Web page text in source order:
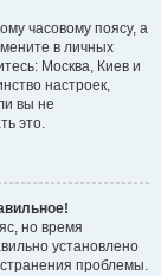
часовому поясу, а
в личных
Москва, Киев и
настроек,
вы не
это.
но время
установлено
проблемы.